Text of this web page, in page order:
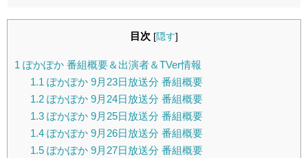
目次 [隠す]
1 ぽかぽか 番組概要＆出演者＆TVer情報
1.1 ぽかぽか 9月23日放送分 番組概要
1.2ぽかぽか 9月24日放送分 番組概要
1.3ぽかぽか 9月25日放送分 番組概要
1.4ぽかぽか 9月26日放送分 番組概要
1.5ぽかぽか 9月27日放送分 番組概要